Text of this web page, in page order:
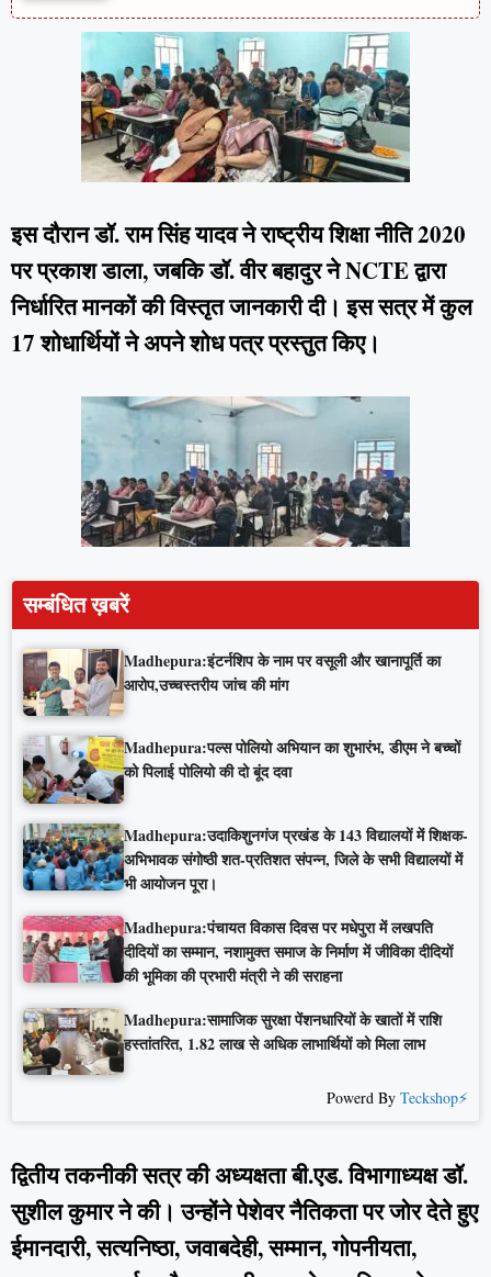
इस दौरान डॉ. राम सिंह यादव ने राष्ट्रीय शिक्षा नीति 2020
पर प्रकाश डाला, जबकि डॉ. वीर बहादुर ने NCTE द्वारा
निर्धारित मानकों की विस्तृत जानकारी दी। इस सत्र में कुल
17 शोधार्थियों ने अपने शोध पत्र प्रस्तुत किए।
सम्बंधित ख़बरें
Madhepura:इंटर्नशिप के नाम पर वसूली और खानापूर्ति का
आरोप,उच्चस्तरीय जांच की मांग
Madhepura:पल्स पोलियो अभियान का शुभारंभ, डीएम ने बच्चों
को पिलाई पोलियो की दो बूंद दवा
Madhepura:उदाकिशुनगंज प्रखंड के 143 विद्यालयों में शिक्षक-
अभिभावक संगोष्ठी शत-प्रतिशत संपन्न, जिले के सभी विद्यालयों में
भी आयोजन पूरा।
Madhepura:पंचायत विकास दिवस पर मधेपुरा में लखपति
दीदियों का सम्मान, नशामुक्त समाज के निर्माण में जीविका दीदियों
की भूमिका की प्रभारी मंत्री ने की सराहना
Madhepura:सामाजिक सुरक्षा पेंशनधारियों के खातों में राशि
हस्तांतरित, 1.82 लाख से अधिक लाभार्थियों को मिला लाभ
Powerd By Teckshop⚡
द्वितीय तकनीकी सत्र की अध्यक्षता बी.एड. विभागाध्यक्ष डॉ.
सुशील कुमार ने की। उन्होंने पेशेवर नैतिकता पर जोर देते हुए
ईमानदारी, सत्यनिष्ठा, जवाबदेही, सम्मान, गोपनीयता,